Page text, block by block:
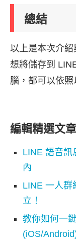
總結
以上是本次介
想將儲存到
腦，都可以依照
編輯精選文章
LINE 語音訊
內
LINE 一人群
立！
教你如何一
(iOS/